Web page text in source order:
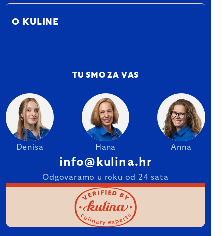
O KULINE
TU SMO ZA VAS
Denisa Hana Anna
info@kulina.hr
Odgovaramo u roku od 24 sata